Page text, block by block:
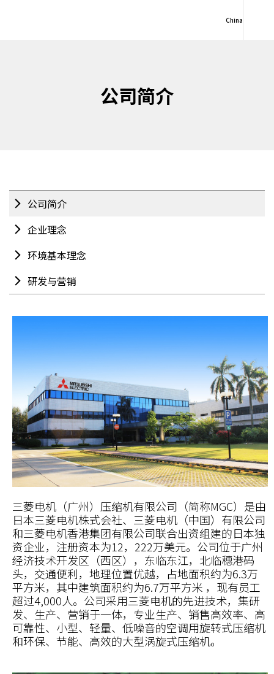
China
公司简介
公司简介
企业理念
环境基本理念
研发与营销
三菱电机（广州）压缩机有限公司（简称MGC）是由
日本三菱电机株式会社、三菱电机（中国）有限公司
和三菱电机香港集团有限公司联合出资组建的日本独
资企业，注册资本为12，222万美元。公司位于广州
经济技术开发区（西区），东临东江，北临穗港码
头，交通便利，地理位置优越，占地面积约为6.3万
平方米，其中建筑面积约为6.7万平方米 ，现有员工
超过4,000人。公司采用三菱电机的先进技术，集研
发、生产、营销于一体，专业生产、销售高效率、高
可靠性、小型、轻量、低噪音的空调用旋转式压缩机
和环保、节能、高效的大型涡旋式压缩机。